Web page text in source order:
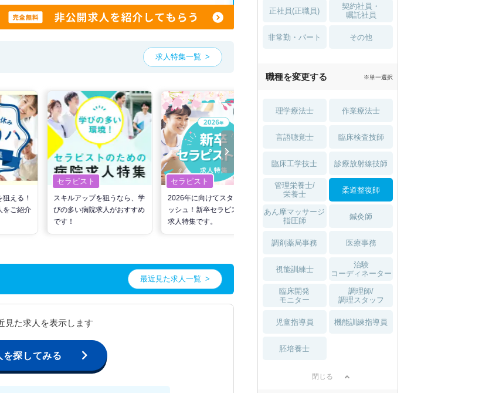
ピックアップした求人特集をぜひご活用ください。
ご相談ください。
求人特集一覧
える！
をご紹介
セラピスト
スキルアップを狙うなら、学
びの多い病院求人がおすすめ
です！
セラピスト
2026年に向けてスタートダ
ッシュ！新卒セラピスト向け
求人特集です。
セラピスト
世の中の需要の高まりととも
に増加傾向の「介護施設」求
人をご紹介！
最近見た求人一覧
見た求人を表示します
を探してみる
土日祝休 無資格 OK
積極採用中 WEB面接OK
正社員(正職員)
契約社員・
嘱託社員
非常勤・パート その他
職種を変更する ※単一選択
理学療法士 作業療法士
言語聴覚士 臨床検査技師
臨床工学技士 診療放射線技師
管理栄養士/
栄養士
柔道整復師
あん摩マッサージ
指圧師
鍼灸師
調剤薬局事務 医療事務
視能訓練士
治験
コーディネーター
臨床開発
モニター
調理師/
調理スタッフ
児童指導員 機能訓練指導員
胚培養士
閉じる